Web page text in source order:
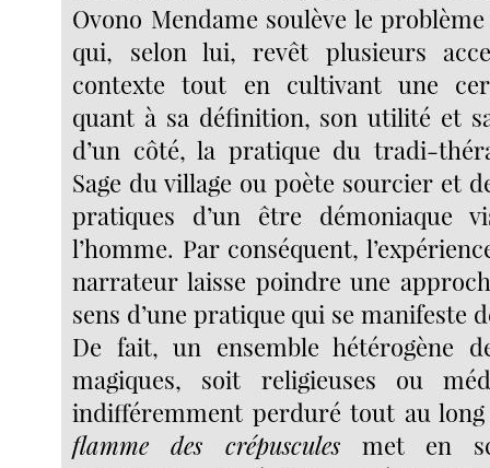
Ovono Mendame soulève le
qui, selon lui, revêt plusieurs
contexte tout en cultivant une
quant à sa définition, son utilité et
d’un côté, la pratique du tradi-
Sage du village ou poète sourcier et
pratiques d’un être démoniaque
l’homme. Par conséquent,
narrateur laisse poindre une
sens d’une pratique qui se manifeste
De fait, un ensemble hétérogène
magiques, soit religieuses ou
indifféremment perduré tout au
flamme des crépusculesmet en